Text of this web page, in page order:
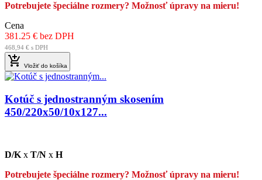
Potrebujete špeciálne rozmery? Možnosť úpravy na mieru!
Cena
381.25 € bez DPH
468,94 € s DPH
 Vložiť do košíka
Kotúč s jednostranným skosením
450/220x50/10x127...
D/K x T/N x H
Potrebujete špeciálne rozmery? Možnosť úpravy na mieru!